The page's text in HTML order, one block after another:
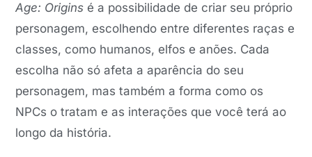
Age: Origins é a possibilidade de criar seu próprio
personagem, escolhendo entre diferentes raças e
classes, como humanos, elfos e anões. Cada
escolha não só afeta a aparência do seu
personagem, mas também a forma como os
NPCs o tratam e as interações que você terá ao
longo da história.